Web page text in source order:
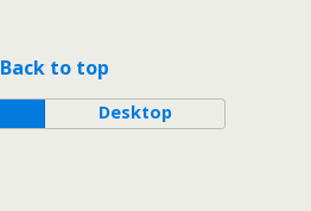
Back to top
Desktop